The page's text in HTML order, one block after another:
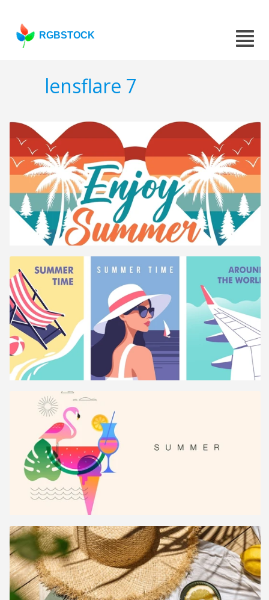
RGBSTOCK
lensflare 7